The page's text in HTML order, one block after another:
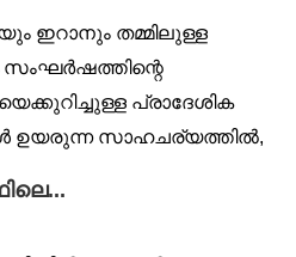
ഇറാനും തമ്മിലുള്ള
പ്രാദേശിക
ഉയരുന്ന സാഹചര്യത്തിൽ,